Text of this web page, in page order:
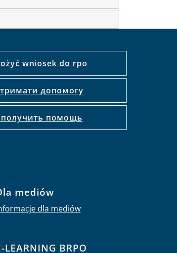
wniosek do rpo
допомогу
получить помощь
mediów
dla mediów
LEARNING BRPO